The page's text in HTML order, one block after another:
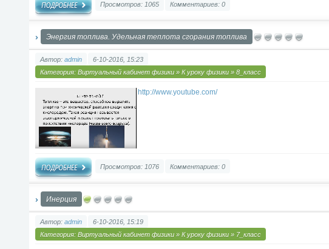
Просмотров: 1065 Комментариев: 0
Энергия топлива. Удельная теплота сгорания топлива
Автор: admin
6-10-2016, 15:23
Категория: Виртуальный кабинет физики » К уроку физики » 8_класс
http://www.youtube.com/
Просмотров: 1076 Комментариев: 0
Инерция
Автор: admin
6-10-2016, 15:19
Категория: Виртуальный кабинет физики » К уроку физики » 7_класс